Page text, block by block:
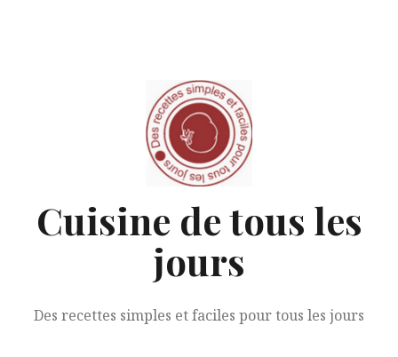
Cuisine de tous les
jours
Des recettes simples et faciles pour tous les jours